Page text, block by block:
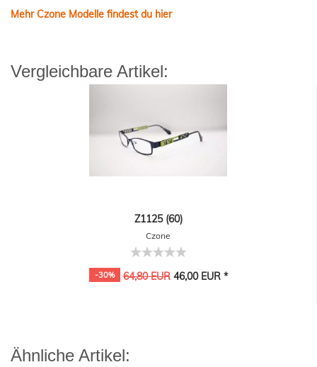
Mehr Czone Modelle findest du hier
Vergleichbare Artikel:
Z1125 (60)
Czone
-30% 64,80 EUR46,00 EUR *
Ähnliche Artikel: